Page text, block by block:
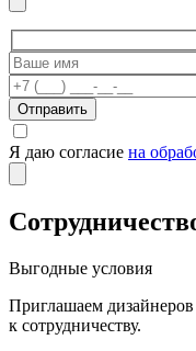
Отправить
Я даю согласие на
Выгодные условия
Приглашаем
к сотрудничеству.